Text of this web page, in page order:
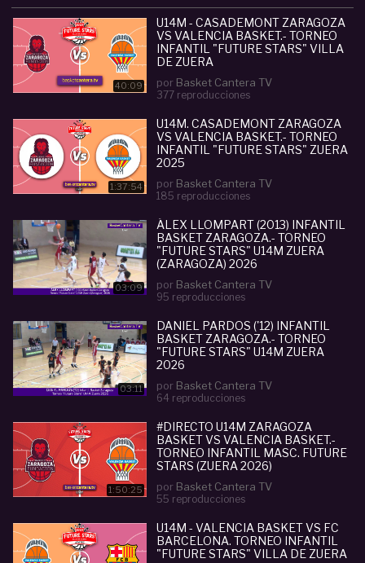
#patrick ecke #2012 #infantil #valencia #baske
t
#torneo u14m #quot #future #stars #zuer
#zaragoza 2026
40:09
U14M - CASADEMONT ZARAGOZA
VS VALENCIA BASKET.- TORNEO
INFANTIL "FUTURE STARS" VILLA
DE ZUERA
por Basket Cantera TV
377 reproducciones
1:37:54
U14M. CASADEMONT ZARAGOZA
VS VALENCIA BASKET.- TORNEO
INFANTIL "FUTURE STARS" ZUERA
2025
por Basket Cantera TV
185 reproducciones
03:09
ÁLEX LLOMPART (2013) INFANTIL
BASKET ZARAGOZA.- TORNEO
"FUTURE STARS" U14M ZUERA
(ZARAGOZA) 2026
por Basket Cantera TV
95 reproducciones
03:11
DANIEL PARDOS ('12) INFANTIL
BASKET ZARAGOZA.- TORNEO
"FUTURE STARS" U14M ZUERA
2026
por Basket Cantera TV
64 reproducciones
1:50:25
#DIRECTO U14M ZARAGOZA
BASKET VS VALENCIA BASKET.-
TORNEO INFANTIL MASC. FUTURE
STARS (ZUERA 2026)
por Basket Cantera TV
55 reproducciones
U14M - VALENCIA BASKET VS FC
BARCELONA. TORNEO INFANTIL
"FUTURE STARS" VILLA DE ZUERA